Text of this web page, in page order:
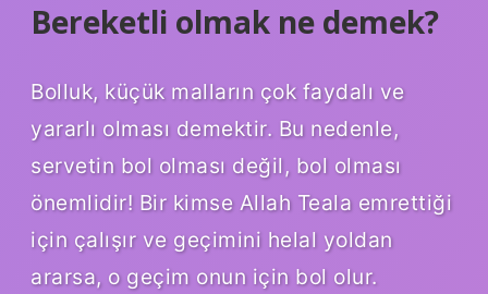
Bereketli olmak ne demek?
Bolluk, küçük malların çok faydalı ve
yararlı olması demektir. Bu nedenle,
servetin bol olması değil, bol olması
önemlidir! Bir kimse Allah Teala emrettiği
için çalışır ve geçimini helal yoldan
ararsa, o geçim onun için bol olur.